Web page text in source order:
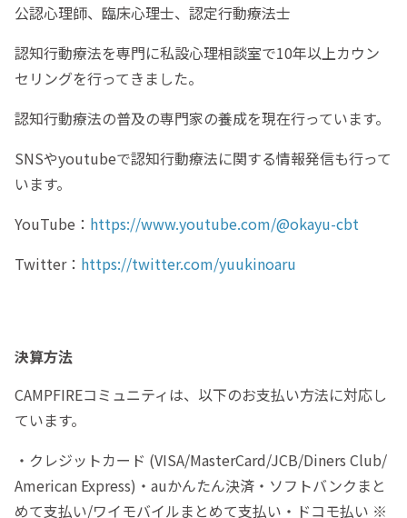
公認心理師、臨床心理士、認定行動療法士
認知行動療法を専門に私設心理相談室で10年以上カウン
セリングを行ってきました。
認知行動療法の普及の専門家の養成を現在行っています。
SNSやyoutubeで認知行動療法に関する情報発信も行って
います。
YouTube： https://www.youtube.com/@okayu-cbt
Twitter： https://twitter.com/yuukinoaru
決算方法
CAMPFIREコミュニティは、以下のお支払い方法に対応し
ています。
・クレジットカード (VISA/MasterCard/JCB/Diners Club/
American Express)・auかんたん決済・ソフトバンクまと
めて支払い/ワイモバイルまとめて支払い・ドコモ払い ※